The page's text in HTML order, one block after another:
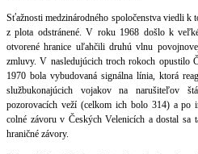
Sťažnosti medzinárodného spoločenstva viedli k
z plota odstránené. V roku 1968 došlo k
otvorené hranice uľahčili druhú vlnu
zmluvy. V nasledujúcich troch rokoch opustilo
1970 bola vybudovaná signálna línia, ktorá
službukonajúcich vojakov na narušiteľov
pozorovacích veží (celkom ich bolo 314) a po
colné závoru v Českých Velenicích a dostal sa
hraničné závory.